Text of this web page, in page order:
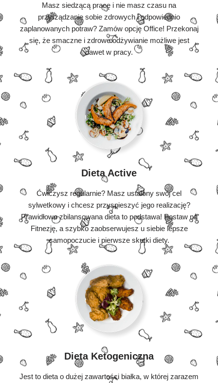
Masz siedzącą pracę i nie masz czasu na
przyrządzanie sobie zdrowych i odpowiednio
zaplanowanych potraw? Zamów opcję Office! Przekonaj
się, że smaczne i zdrowe odżywianie możliwe jest
nawet w pracy.
Dieta Active
Ćwiczysz regularnie? Masz ustalony swój cel
sylwetkowy i chcesz przyspieszyć jego realizację?
Prawidłowo zbilansowana dieta to podstawa! Postaw na
Fitnezję, a szybko zaobserwujesz u siebie lepsze
samopoczucie i pierwsze skutki diety.
Dieta Ketogeniczna
Jest to dieta o dużej zawartości białka, w której zarazem